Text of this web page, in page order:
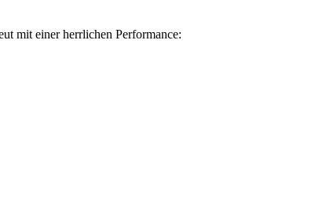
mit einer herrlichen Performance: